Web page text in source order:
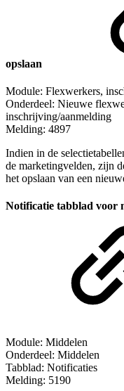
opslaan
Module: Flexwerkers,
Onderdeel: Nieuwe
inschrijving/aanmelding
Melding: 4897
Indien in de
de marketingvelden, zijn
het opslaan van een
Notificatie tabblad voor
Module: Middelen
Onderdeel: Middelen
Tabblad: Notificaties
Melding: 5190